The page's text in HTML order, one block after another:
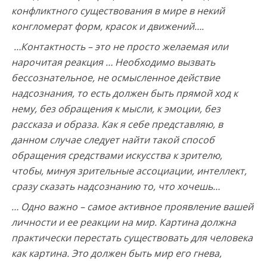
конфликтного существования в мире в некий
конгломерат форм, красок и движений….
…Контактность – это не просто желаемая или
нарочитая реакция … Необходимо вызвать
бессознательное, не осмысленное действие
надсознания, то есть должен быть прямой ход к
нему, без обращения к мысли, к эмоции, без
рассказа и образа. Как я себе представляю, в
данном случае следует найти такой способ
обращения средствами искусства к зрителю,
чтобы, минуя зрительные ассоциации, интеллект,
сразу сказать надсознанию то, что хочешь…
… Одно важно – самое активное проявление вашей
личности и ее реакции на мир. Картина должна
практически перестать существовать для человека
как картина. Это должен быть мир его гнева,